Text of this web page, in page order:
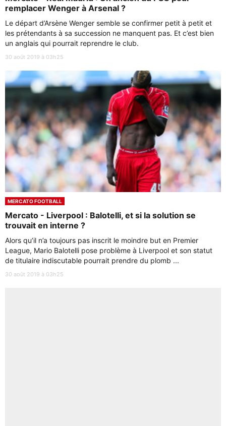
remplacer Wenger à Arsenal ?
Le départ d’Arsène Wenger semble se confirmer petit à petit et
les prétendants à sa succession ne manquent pas. Et c’est bien
un anglais qui pourrait reprendre le club.
30 août 2019 à 03h25
MERCATO FOOTBALL
Mercato - Liverpool : Balotelli, et si la solution se
trouvait en interne ?
Alors qu’il n’a toujours pas inscrit le moindre but en Premier
League, Mario Balotelli pose problème à Liverpool et son statut
de titulaire indiscutable pourrait prendre du plomb ...
30 août 2019 à 03h25